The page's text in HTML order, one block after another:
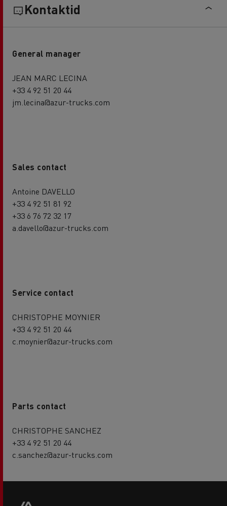
Kontaktid
General manager
JEAN MARC LECINA
+33 4 92 51 20 44
jm.lecina@azur-trucks.com
Sales contact
Antoine DAVELLO
+33 4 92 51 81 92
+33 6 76 72 32 17
a.davello@azur-trucks.com
Service contact
CHRISTOPHE MOYNIER
+33 4 92 51 20 44
c.moynier@azur-trucks.com
Parts contact
CHRISTOPHE SANCHEZ
+33 4 92 51 20 44
c.sanchez@azur-trucks.com